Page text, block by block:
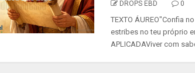
DROPS EBD 0
TEXTO ÁUREO"Confia
estribes no teu próprio
APLICADAViver com